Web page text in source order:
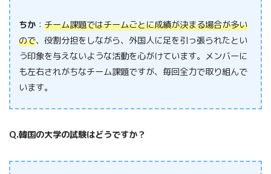
ちか ：チーム課題ではチームごとに成績が決まる場合が多い
ので、役割分担をしながら、外国人に足を引っ張られたとい
う印象を与えないような活動を心がけています。メンバーに
も左右されがちなチーム課題ですが、毎回全力で取り組んで
います。
Q.韓国の大学の試験はどうですか？